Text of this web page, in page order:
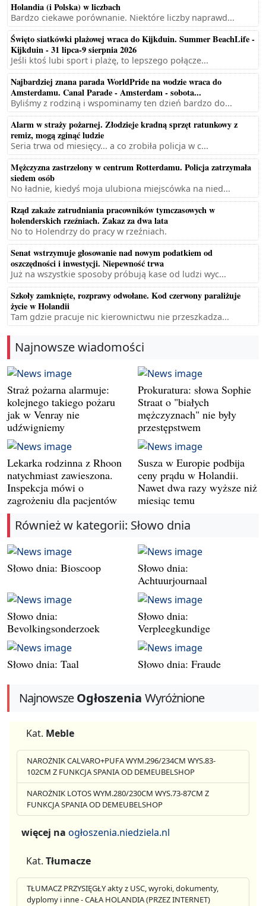
Holandia (i Polska) w liczbach
Bardzo ciekawe porównanie. Niektóre liczby naprawd...
Święto siatkówki plażowej wraca do Kijkduin. Summer BeachLife -
Kijkduin - 31 lipca-9 sierpnia 2026
Jeśli ktoś lubi sport i plażę, to lepszego połącze...
Najbardziej znana parada WorldPride na wodzie wraca do
Amsterdamu. Canal Parade - Amsterdam - sobota...
Byliśmy z rodziną i wspominamy ten dzień bardzo do...
Alarm w straży pożarnej. Złodzieje kradną sprzęt ratunkowy z
remiz, mogą zginąć ludzie
Seria trwa od miesięcy... a co zrobiła policja w c...
Mężczyzna zastrzelony w centrum Rotterdamu. Policja zatrzymała
siedem osób
No ładnie, kiedyś moja ulubiona miejscówka na nied...
Rząd zakaże zatrudniania pracowników tymczasowych w
holenderskich rzeźniach. Zakaz za dwa lata
No to Holendrzy do pracy w rzeźniach.
Senat wstrzymuje głosowanie nad nowym podatkiem od
oszczędności i inwestycji. Niepewność trwa
Już na wszystkie sposoby próbują kase od ludzi wyc...
Szkoły zamknięte, rozprawy odwołane. Kod czerwony paraliżuje
życie w Holandii
Tam gdzie pracuje nic kierownictwu nie przeszkadza...
Najnowsze wiadomości
Straż pożarna alarmuje:
kolejnego takiego pożaru
jak w Venray nie
udźwigniemy
Prokuratura: słowa Sophie
Straat o "białych
mężczyznach" nie były
przestępstwem
Lekarka rodzinna z Rhoon
natychmiast zawieszona.
Inspekcja mówi o
zagrożeniu dla pacjentów
Susza w Europie podbija
ceny prądu w Holandii.
Nawet dwa razy wyższe niż
miesiąc temu
Również w kategorii: Słowo dnia
Słowo dnia: Bioscoop
Słowo dnia:
Achtuurjournaal
Słowo dnia:
Bevolkingsonderzoek
Słowo dnia:
Verpleegkundige
Słowo dnia: Taal Słowo dnia: Fraude
NajnowszeOgłoszenia Wyróżnione
Kat. Meble
NAROŻNIK CALVARO+PUFA WYM.296/234CM WYS.83-
102CM Z FUNKCJA SPANIA OD DEMEUBELSHOP
NAROŻNIK LOTOS WYM.280/230CM WYS.73-87CM Z
FUNKCJA SPANIA OD DEMEUBELSHOP
więcej na ogłoszenia.niedziela.nl
Kat. Tłumacze
TŁUMACZ PRZYSIĘGŁY akty z USC, wyroki, dokumenty,
dyplomy i inne - CAŁA HOLANDIA (PRZEZ INTERNET)